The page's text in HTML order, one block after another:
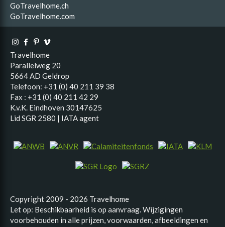
GoTravelhome.ch
GoTravelhome.com
Travelhome
Parallelweg 20
5664 AD Geldrop
Telefoon: +31 (0) 40 211 39 38
Fax : +31 (0) 40 211 42 29
K.v.K. Eindhoven 30147625
Lid SGR 2580 | IATA agent
Copyright 2009 - 2026 Travelhome
Let op: Beschikbaarheid is op aanvraag. Wijzigingen
voorbehouden in alle prijzen, voorwaarden, afbeeldingen en